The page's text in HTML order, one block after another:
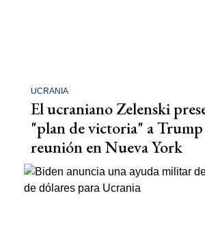
UCRANIA
El ucraniano Zelenski
"plan de victoria" a
reunión en Nueva York